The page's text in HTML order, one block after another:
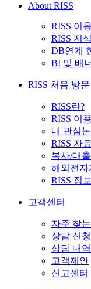
About RISS
RISS 이
RISS 지
DB연계
BI 및 배
RISS 처음 방
RISS란?
RISS 이
내 관심
RISS 자
복사/대
해외전자
RISS 정
고객센터
자주 찾
상담 신청
상담 내
고객제안
신고센터